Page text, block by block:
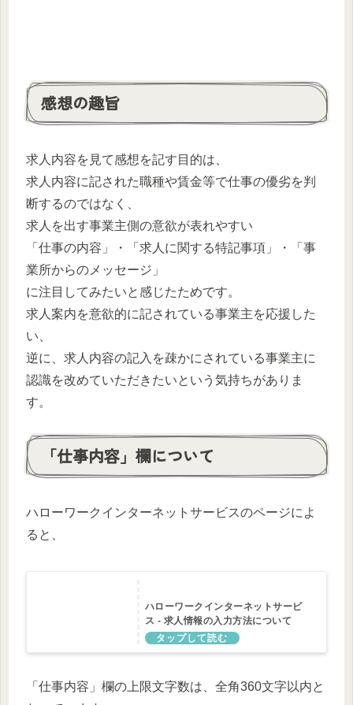
感想の趣旨
求人内容を見て感想を記す目的は、
求人内容に記された職種や賃金等で仕事の優劣を判
断するのではなく、
求人を出す事業主側の意欲が表れやすい
「仕事の内容」・「求人に関する特記事項」・「事
業所からのメッセージ」
に注目してみたいと感じたためです。
求人案内を意欲的に記されている事業主を応援した
い、
逆に、求人内容の記入を疎かにされている事業主に
認識を改めていただきたいという気持ちがありま
す。
「仕事内容」欄について
ハローワークインターネットサービスのページによ
ると、
ハローワークインターネットサービ
ス - 求人情報の入力方法について
「仕事内容」欄の上限文字数は、全角360文字以内と